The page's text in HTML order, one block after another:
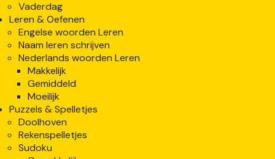
Vaderdag
Leren & Oefenen
Engelse woorden Leren
Naam leren schrijven
Nederlands woorden Leren
Makkelijk
Gemiddeld
Moeilijk
Puzzels & Spelletjes
Doolhoven
Rekenspelletjes
Sudoku